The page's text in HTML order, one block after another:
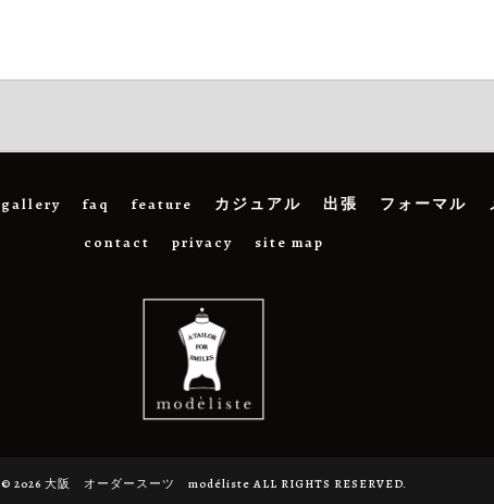
gallery faq feature カジュアル 出張 フォーマル
contact
privacy site map
© 2026 大阪 オーダースーツ modéliste ALL RIGHTS RESERVED.